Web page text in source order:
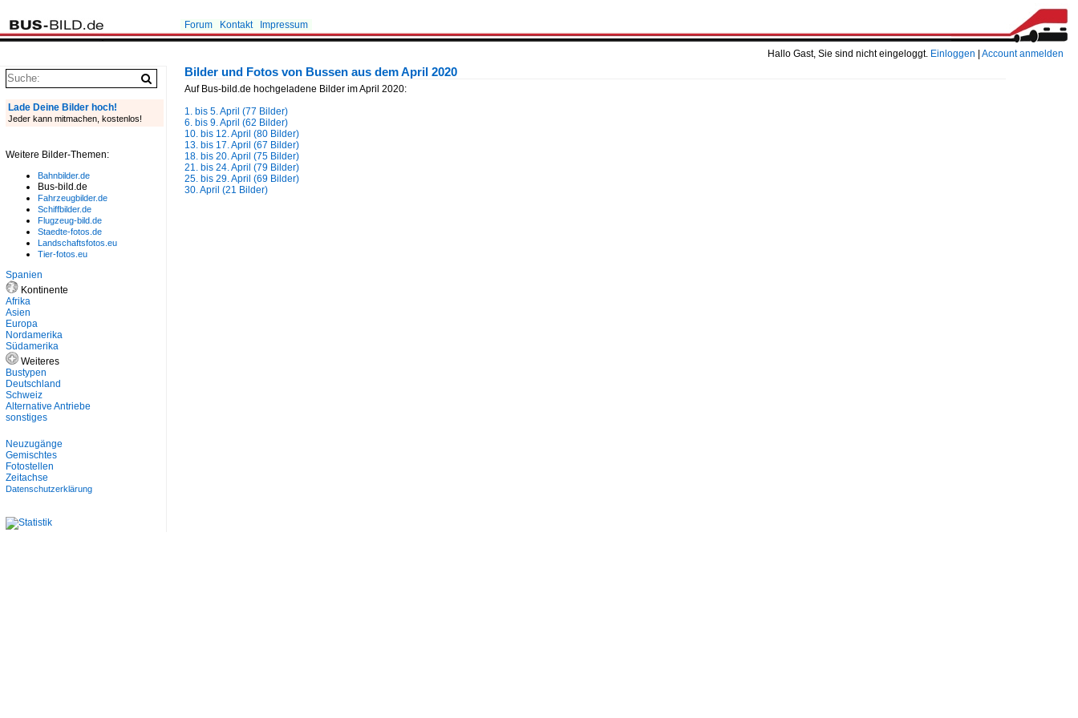
Hallo Gast, Sie sind nicht eingeloggt. Einloggen Account anmelden
Forum Kontakt Impressum
Bilder und Fotos von Bussen aus dem April 2020
Auf Bus-bild.de hochgeladene Bilder im April 2020:
1. bis 5. April (77 Bilder)
6. bis 9. April (62 Bilder)
10. bis 12. April (80 Bilder)
13. bis 17. April (67 Bilder)
18. bis 20. April (75 Bilder)
21. bis 24. April (79 Bilder)
25. bis 29. April (69 Bilder)
30. April (21 Bilder)
Lade Deine Bilder hoch!
Jeder kann mitmachen, kostenlos!
Weitere Bilder-Themen:
Bahnbilder.de
Bus-bild.de
Fahrzeugbilder.de
Schiffbilder.de
Flugzeug-bild.de
Staedte-fotos.de
Landschaftsfotos.eu
Tier-fotos.eu
Spanien
Kontinente
Afrika
Asien
Europa
Nordamerika
Südamerika
Weiteres
Bustypen
Deutschland
Schweiz
Alternative Antriebe
sonstiges
Neuzugänge
Gemischtes
Fotostellen
Zeitachse
Datenschutzerklärung